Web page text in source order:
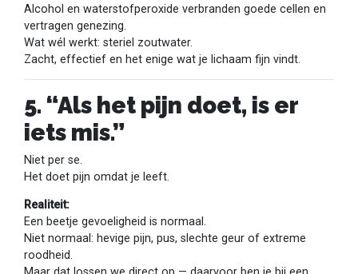
Alcohol en waterstofperoxide verbranden goede cellen en
vertragen genezing.
Wat wél werkt: steriel zoutwater.
Zacht, effectief en het enige wat je lichaam fijn vindt.
5. “Als het pijn doet, is er
iets mis.”
Niet per se.
Het doet pijn omdat je leeft.
Realiteit:
Een beetje gevoeligheid is normaal.
Niet normaal: hevige pijn, pus, slechte geur of extreme
roodheid.